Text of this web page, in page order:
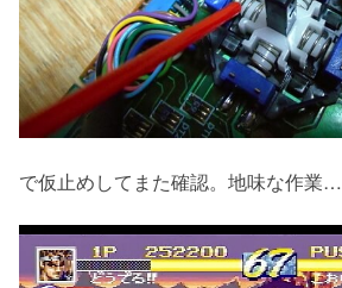
で仮止めしてまた確認。地味な作業…